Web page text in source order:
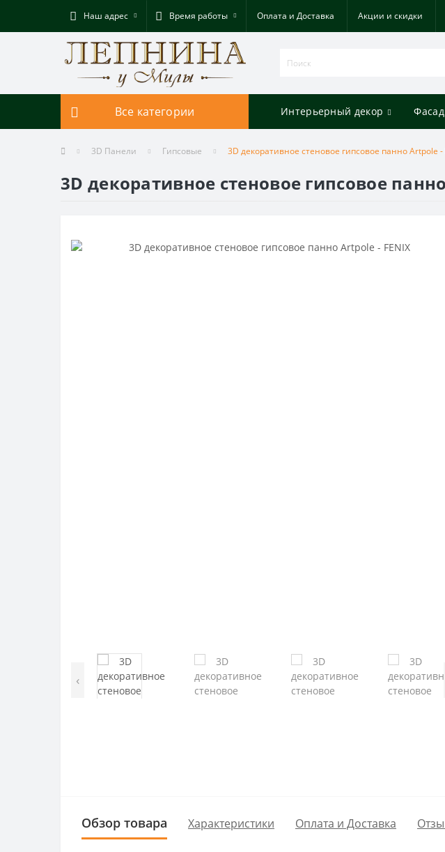
Наш адрес Время работы Оплата и Доставка Акции и скидки
Все категории Интерьерный декор
3D Панели Гипсовые 3D декоративное стеновое гипсовое панно Artpole -
3D декоративное стеновое гипсовое
‹
Обзор товара Характеристики Оплата и Доставка